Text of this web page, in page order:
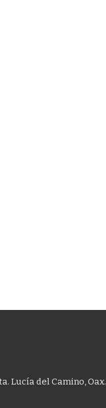
Lucía del Camino, Oax.